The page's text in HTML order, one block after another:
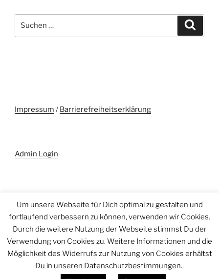
nach:
Impressum / Barrierefreiheitserklärung
Admin Login
Suche
nach:
Datenschutz-Verarbeitungsrichtlinie
Stolz präsentiert von
Um unsere Webseite für Dich optimal zu gestalten und
fortlaufend verbessern zu können, verwenden wir Cookies.
Durch die weitere Nutzung der Webseite stimmst Du der
Verwendung von Cookies zu. Weitere Informationen und die
Möglichkeit des Widerrufs zur Nutzung von Cookies erhältst
Du in unseren Datenschutzbestimmungen..